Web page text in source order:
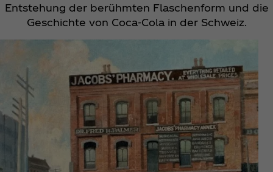
Entstehung der berühmten Flaschenform und die
Geschichte von Coca‑Cola in der Schweiz.